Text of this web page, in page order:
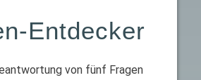
Entdecker
von fünf Fragen